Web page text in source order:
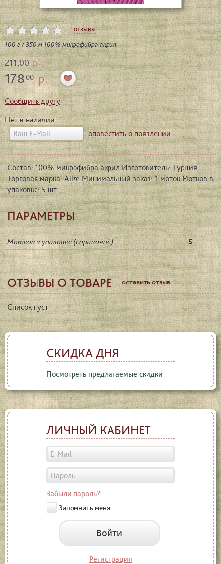
отзывы
100 г / 350 м 100% микрофибра акрил
211,00р.
17800р.
Сообщить другу
Нет в наличии
оповестить о появлении
Состав: 100% микрофибра акрил Изготовитель: Турция
Торговая марка: Alize Минимальный заказ: 1 моток Мотков в
упаковке: 5 шт.
ПАРАМЕТРЫ
Мотков в упаковке (справочно) 5
ОТЗЫВЫ О ТОВАРЕ оставить отзыв
Список пуст
СКИДКА ДНЯ
Посмотреть предлагаемые скидки
ЛИЧНЫЙ КАБИНЕТ
Забыли пароль?
Запомнить меня
Войти
Регистрация